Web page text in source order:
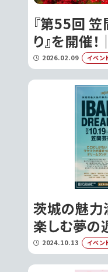
『第55回
り』を開催
2026.02.09 イベン
茨城の魅力
楽しむ夢の
『IBARAKI
LAND
2024.10.13 イベン